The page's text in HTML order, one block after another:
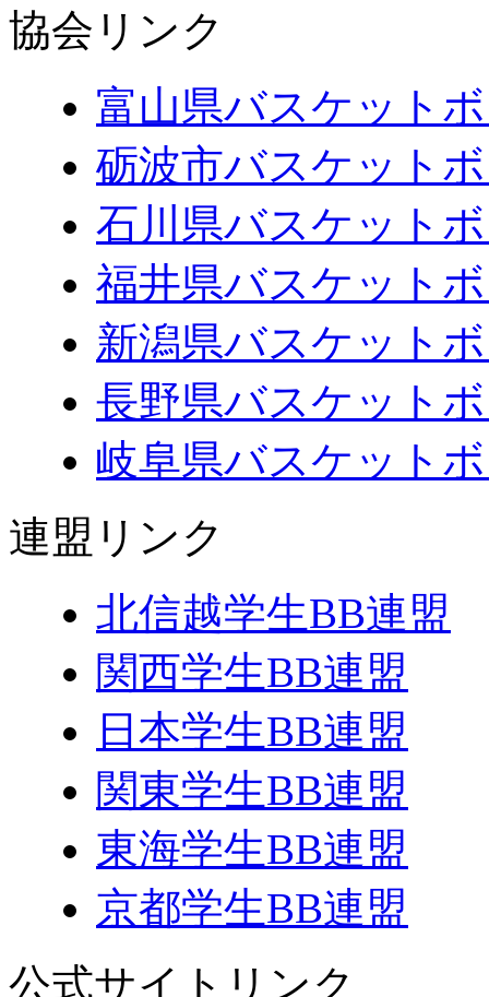
協会リンク
富山県バスケット
砺波市バスケット
石川県バスケット
福井県バスケット
新潟県バスケット
長野県バスケット
岐阜県バスケット
連盟リンク
北信越学生BB連盟
関西学生BB連盟
日本学生BB連盟
関東学生BB連盟
東海学生BB連盟
京都学生BB連盟
公式サイトリンク